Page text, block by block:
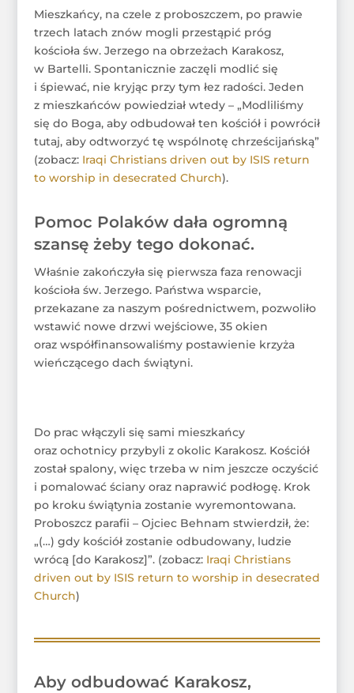
Mieszkańcy, na czele z proboszczem, po prawie
trzech latach znów mogli przestąpić próg
kościoła św. Jerzego na obrzeżach Karakosz,
w Bartelli. Spontanicznie zaczęli modlić się
i śpiewać, nie kryjąc przy tym łez radości. Jeden
z mieszkańców powiedział wtedy – „Modliliśmy
się do Boga, aby odbudował ten kościół i powrócił
tutaj, aby odtworzyć tę wspólnotę chrześcijańską”
(zobacz: Iraqi Christians driven out by ISIS return
to worship in desecrated Church).
Pomoc Polaków dała ogromną
szansę żeby tego dokonać.
Właśnie zakończyła się pierwsza faza renowacji
kościoła św. Jerzego. Państwa wsparcie,
przekazane za naszym pośrednictwem, pozwoliło
wstawić nowe drzwi wejściowe, 35 okien
oraz współfinansowaliśmy postawienie krzyża
wieńczącego dach świątyni.
Do prac włączyli się sami mieszkańcy
oraz ochotnicy przybyli z okolic Karakosz. Kościół
został spalony, więc trzeba w nim jeszcze oczyścić
i pomalować ściany oraz naprawić podłogę. Krok
po kroku świątynia zostanie wyremontowana.
Proboszcz parafii – Ojciec Behnam stwierdził, że:
„(…) gdy kościół zostanie odbudowany, ludzie
wrócą [do Karakosz]”. (zobacz: Iraqi Christians
driven out by ISIS return to worship in desecrated
Church)
Aby odbudować Karakosz,